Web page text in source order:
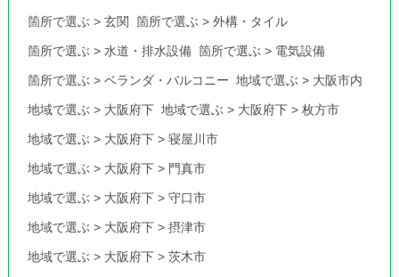
箇所で選ぶ >玄関 箇所で選ぶ >外構・タイル
箇所で選ぶ > 水道・排水設備 箇所で選ぶ > 電気設備
箇所で選ぶ >ベランダ・バルコニー 地域で選ぶ > 大阪市内
地域で選ぶ > 大阪府下 地域で選ぶ > 大阪府下 >枚方市
地域で選ぶ > 大阪府下 >寝屋川市
地域で選ぶ > 大阪府下 > 門真市
地域で選ぶ > 大阪府下 >守口市
地域で選ぶ > 大阪府下 >摂津市
地域で選ぶ > 大阪府下 >茨木市